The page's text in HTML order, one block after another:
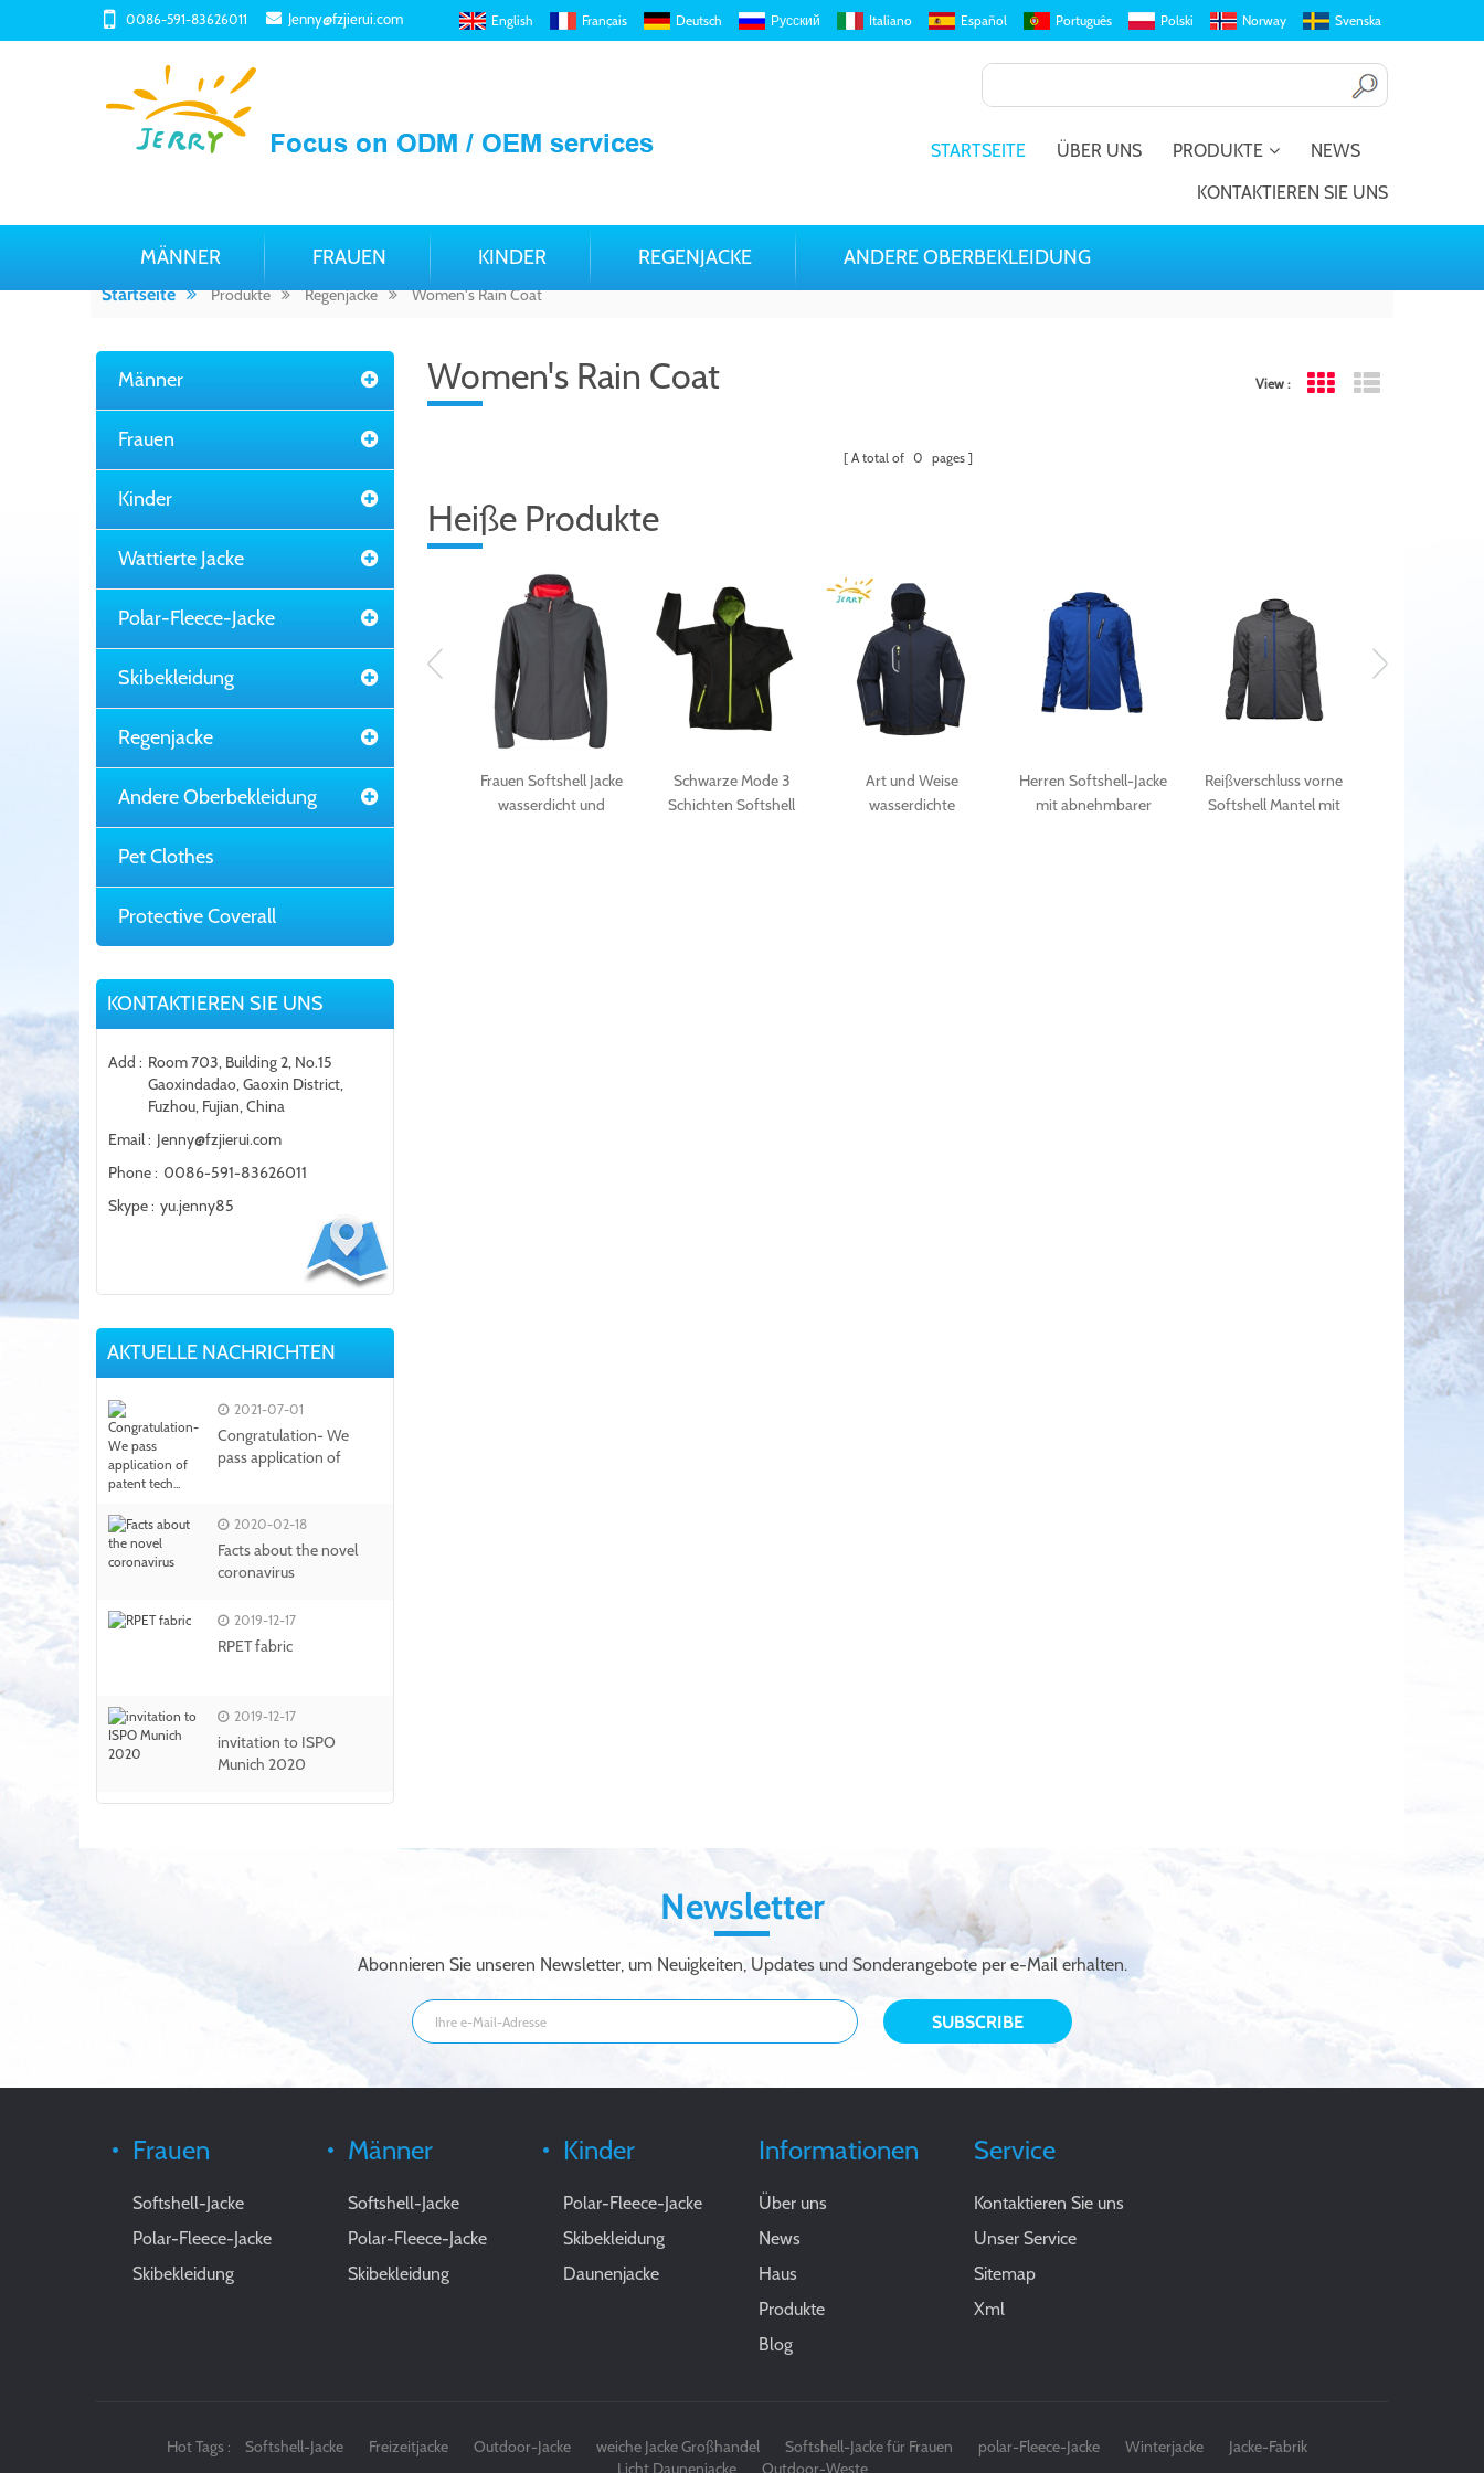
0086-591-83626011 Jenny@fzjierui.com English Français Deutsch Русский Italiano Español Português Polski Norway Svenska
STARTSEITE ÜBER UNS PRODUKTE
NEWS
KONTAKTIEREN SIE UNS
MÄNNER FRAUEN KINDER REGENJACKE ANDERE OBERBEKLEIDUNG
Startseite Produkte Regenjacke Women's Rain Coat
Männer
Frauen
Kinder
Wattierte Jacke
Polar-Fleece-Jacke
Skibekleidung
Regenjacke
Andere Oberbekleidung
Pet Clothes
Protective Coverall
KONTAKTIEREN SIE UNS
Add : Room 703, Building 2, No.15
Gaoxindadao, Gaoxin District,
Fuzhou, Fujian, China
Email : Jenny@fzjierui.com
Phone : 0086-591-83626011
Skype : yu.jenny85
AKTUELLE NACHRICHTEN
2021-07-01
Congratulation- We
pass application of
2020-02-18
Facts about the novel
coronavirus
2019-12-17
RPET fabric
2019-12-17
invitation to ISPO
Munich 2020
Women's Rain Coat View : Grid View
A total of 0 pages
Heiße Produkte
Windbreaker Jacke
Frauen Softshell Jacke
wasserdicht und
Schwarze Mode 3
Schichten Softshell
Art und Weise
wasserdichte
Herren Softshell-Jacke
mit abnehmbarer
Reißverschluss vorne
Softshell Mantel mit
Newsletter
Abonnieren Sie unseren Newsletter, um Neuigkeiten, Updates und Sonderangebote per e-Mail erhalten.
Frauen
Softshell-Jacke
Polar-Fleece-Jacke
Skibekleidung
Männer
Softshell-Jacke
Polar-Fleece-Jacke
Skibekleidung
Kinder
Polar-Fleece-Jacke
Skibekleidung
Daunenjacke
Informationen
Über uns
News
Haus
Produkte
Blog
Service
Kontaktieren Sie uns
Unser Service
Sitemap
Xml
Hot Tags : Softshell-Jacke Freizeitjacke Outdoor-Jacke weiche Jacke Großhandel Softshell-Jacke für Frauen polar-Fleece-Jacke Winterjacke
Jacke-Fabrik
Licht Daunenjacke
Outdoor-Weste